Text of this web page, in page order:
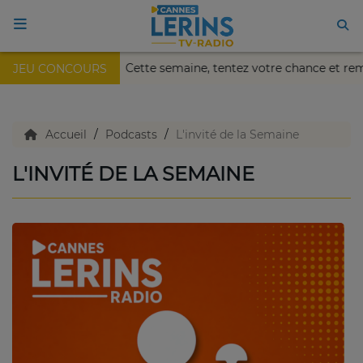
JEU CONCOURS
de Nice ! Cette semaine, tentez votre chance
TV en direct
Replay TV
Emissions Radio
Accueil Podcasts L'invité de la Semaine
L'INVITÉ DE LA SEMAINE